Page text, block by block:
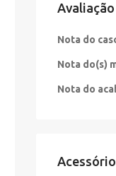
Nota do
Nota do(s)
Nota do